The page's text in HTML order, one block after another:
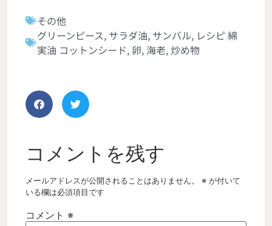
その他
グリーンピース, サラダ油, サンバル, レシピ 綿
実油 コットンシード,卵, 海老,炒め物
コメントを残す
メールアドレスが公開されることはありません。 ※ が付いて
いる欄は必須項目です
コメント ※